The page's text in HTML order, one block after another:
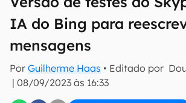
IA do Bing para
mensagens
Por Guilherme Haas • Editado por
| 08/09/2023 às 16:33
E-mail
inscreva-se